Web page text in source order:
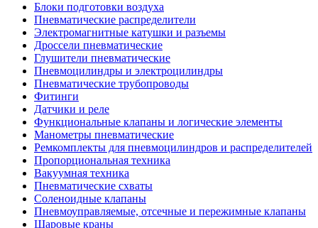
Блоки подготовки воздуха
Пневматические распределители
Электромагнитные катушки и разъемы
Дроссели пневматические
Глушители пневматические
Пневмоцилиндры и электроцилиндры
Пневматические трубопроводы
Фитинги
Датчики и реле
Функциональные клапаны и логические элементы
Манометры пневматические
Ремкомплекты для пневмоцилиндров и распределителей
Пропорциональная техника
Вакуумная техника
Пневматические схваты
Соленоидные клапаны
Пневмоуправляемые, отсечные и пережимные клапаны
Шаровые краны